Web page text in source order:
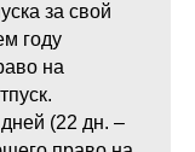
за свой
году
на
(22 дн. –